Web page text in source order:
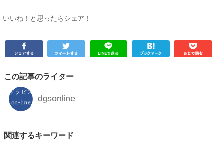
いいね！と思ったらシェア！
この記事のライター
dgsonline
関連するキーワード